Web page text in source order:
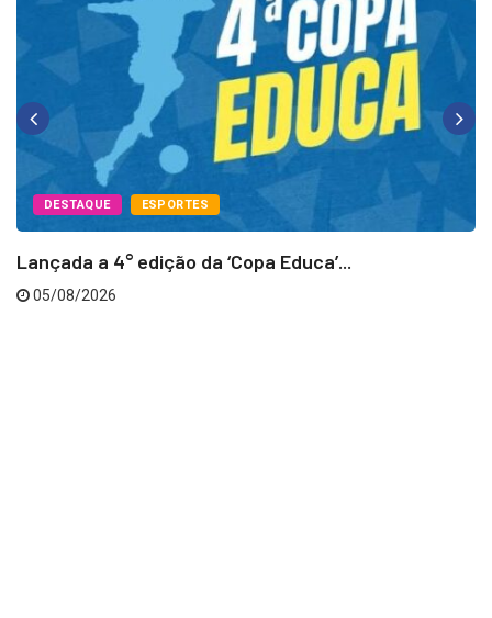
DESTAQUE ESPORTES
Lançada a 4° edição da ‘Copa Educa’...
05/08/2026